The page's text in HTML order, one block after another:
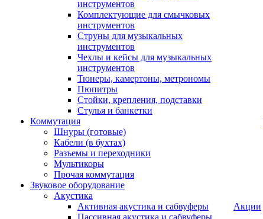
инструментов
Комплектующие для смычковых
инструментов
Струны для музыкальных
инструментов
Чехлы и кейсы для музыкальных
инструментов
Тюнеры, камертоны, метрономы
Пюпитры
Стойки, крепления, подставки
Стулья и банкетки
Коммутация
Шнуры (готовые)
Кабели (в бухтах)
Разъемы и переходники
Мультикоры
Прочая коммутация
Звуковое оборудование
Акустика
Активная акустика и сабвуферы
Пассивная акустика и сабвуферы
Акции